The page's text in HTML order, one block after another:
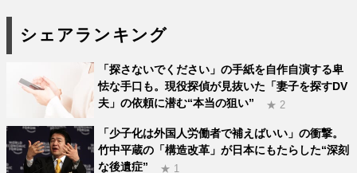
シェアランキング
「探さないでください」の手紙を自作自演する卑
怯な手口も。現役探偵が見抜いた「妻子を探すDV
夫」の依頼に潜む“本当の狙い”
★ 2
「少子化は外国人労働者で補えばいい」の衝撃。
竹中平蔵の「構造改革」が日本にもたらした“深刻
な後遺症”
★ 1